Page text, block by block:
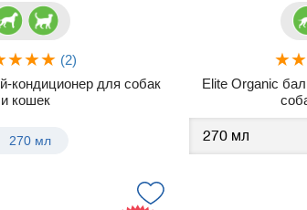
(2)
кондиционер для собак
и кошек
270 мл
Elite Organic